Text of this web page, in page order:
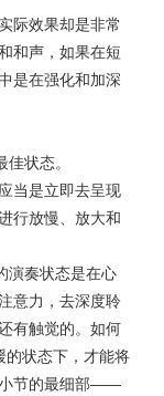
际效果却是非常
和声，如果在短
是在强化和加深
状态。
当是立即去呈现
行放慢、放大和
演奏状态是在心
意力，去深度聆
有触觉的。如何
的状态下，才能将
节的最细部——